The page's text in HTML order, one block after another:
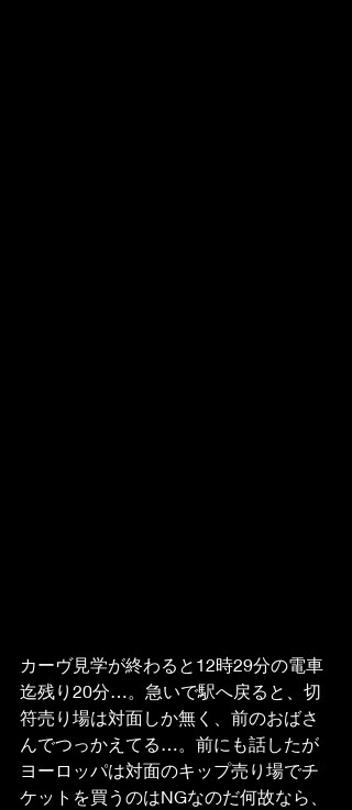
カーヴ見学が終わると12時29分の電車
迄残り20分…。急いで駅へ戻ると、切
符売り場は対面しか無く、前のおばさ
んでつっかえてる…。前にも話したが
ヨーロッパは対面のキップ売り場でチ
ケットを買うのはNGなのだ何故なら、